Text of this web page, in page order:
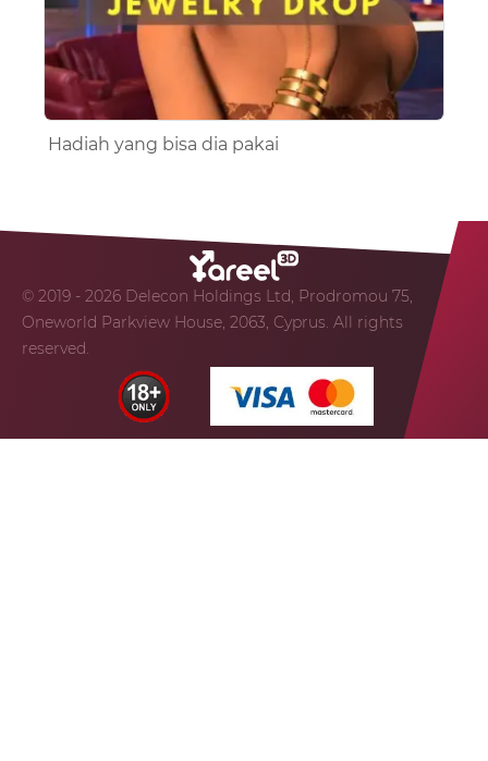
Hadiah yang bisa dia pakai
© 2019 - 2026 Delecon Holdings Ltd, Prodromou 75,
Oneworld Parkview House, 2063, Cyprus. All rights
reserved.